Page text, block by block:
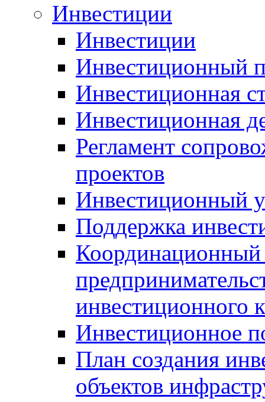
Инвестиции
Инвестиции
Инвестиционный
Инвестиционная
Инвестиционная
Регламент
проектов
Инвестиционный
Поддержка
Координационный
инвестиционного
Инвестиционное
План создания
объектов